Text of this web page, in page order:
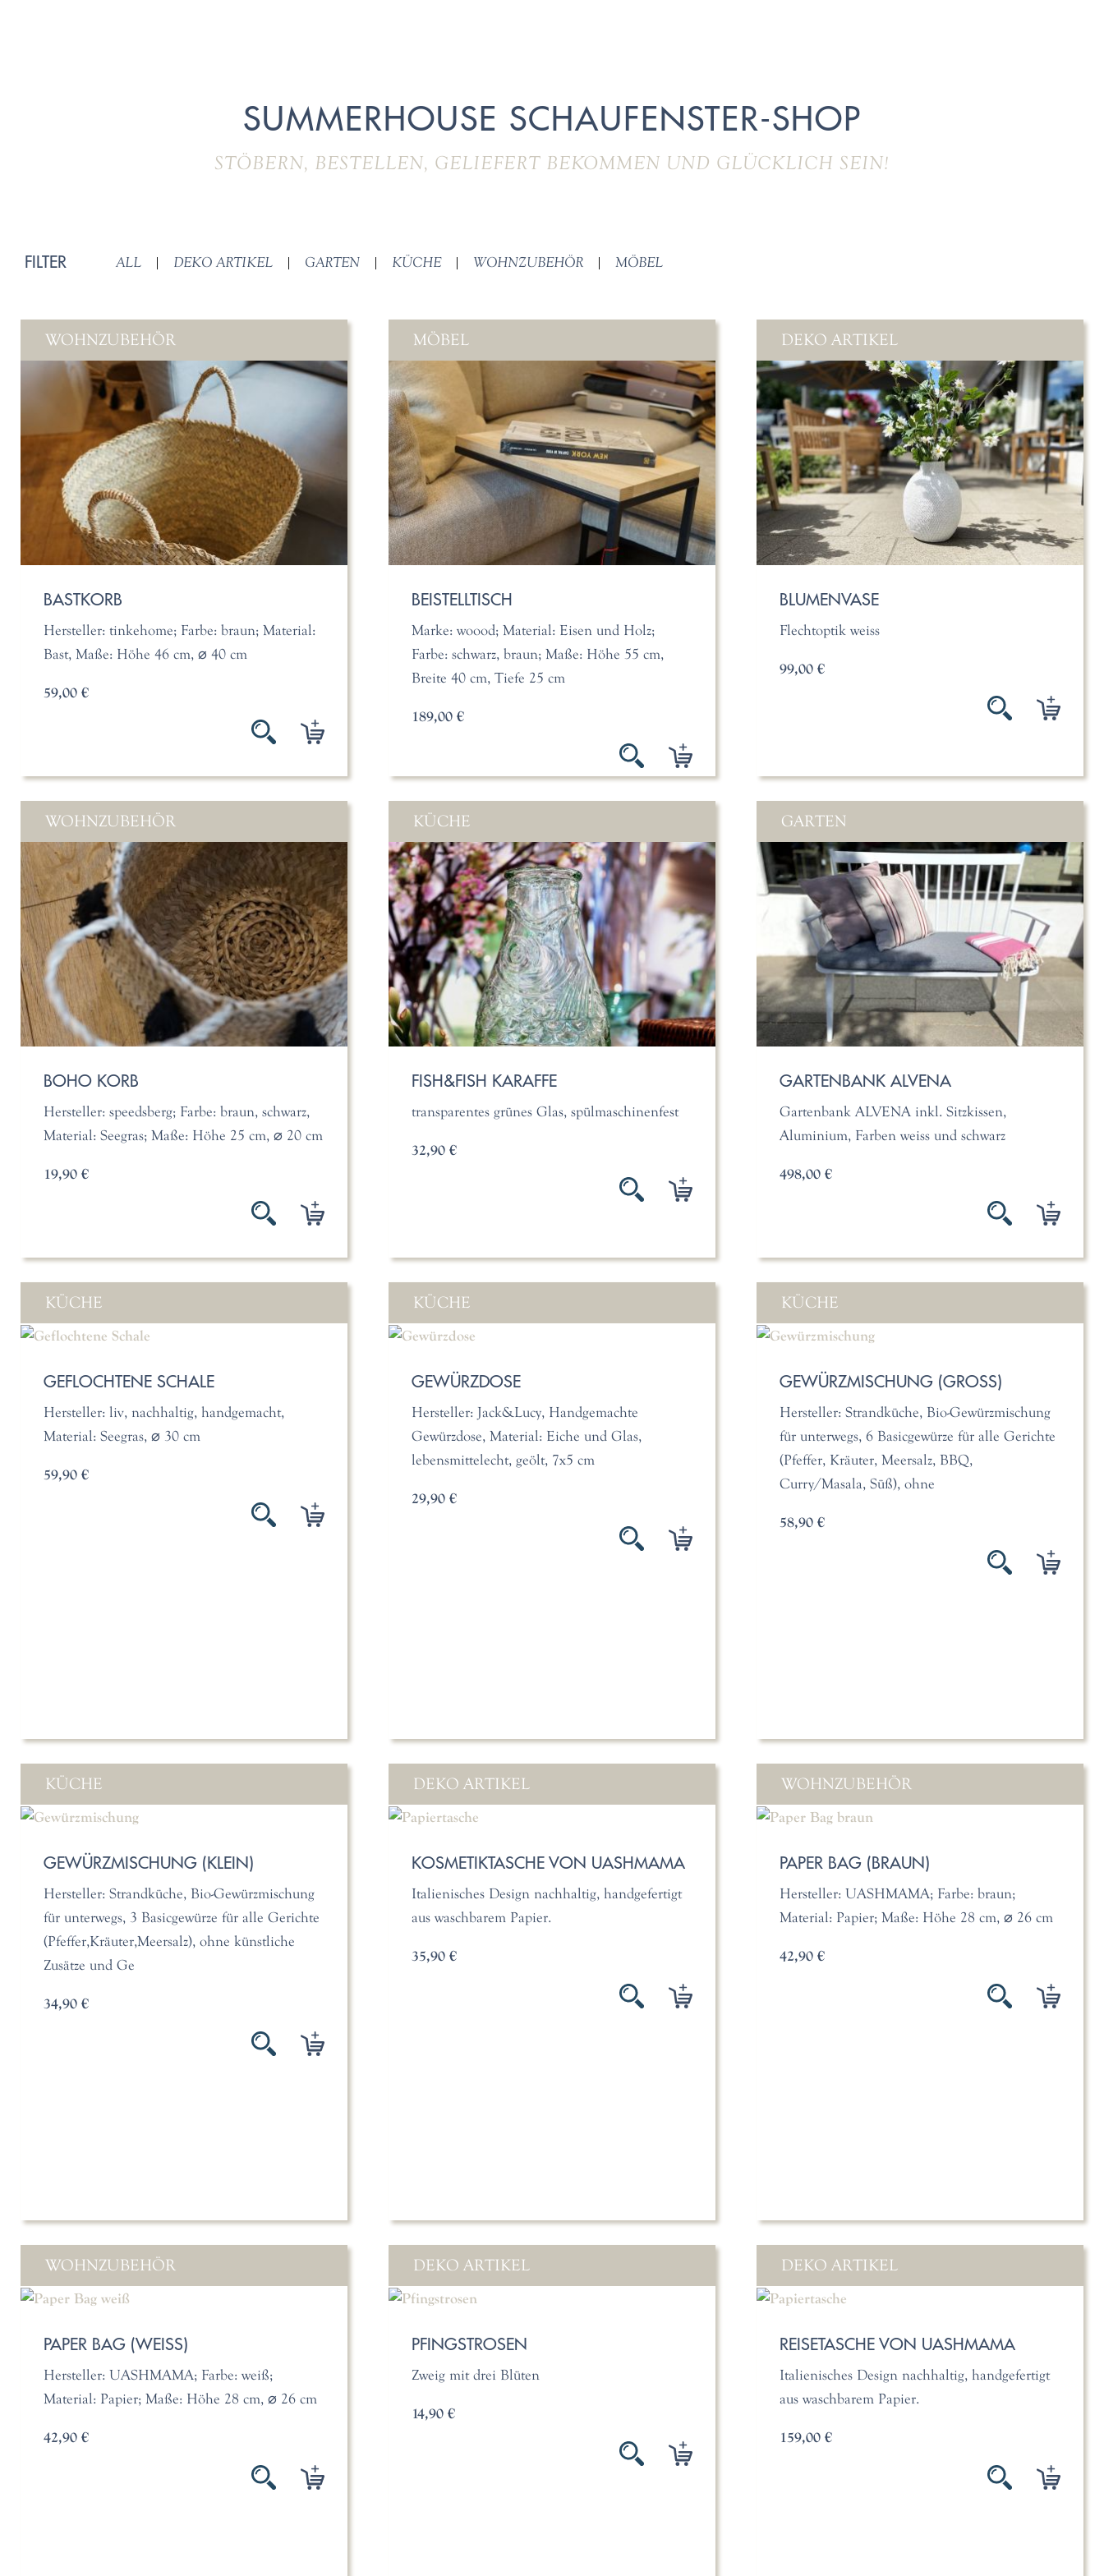
SUMMERHOUSE SCHAUFENSTER-SHOP
STÖBERN, BESTELLEN, GELIEFERT BEKOMMEN UND GLÜCKLICH SEIN!
FILTER ALL | DEKO ARTIKEL | GARTEN | KÜCHE | WOHNZUBEHÖR | MÖBEL
WOHNZUBEHÖR
BASTKORB
Hersteller: tinkehome; Farbe: braun; Material:
Bast, Maße: Höhe 46 cm, ⌀ 40 cm
59,00 €
MÖBEL
BEISTELLTISCH
Marke: woood; Material: Eisen und Holz;
Farbe: schwarz, braun; Maße: Höhe 55 cm,
Breite 40 cm, Tiefe 25 cm
189,00 €
DEKO ARTIKEL
BLUMENVASE
Flechtoptik weiss
99,00 €
WOHNZUBEHÖR
BOHO KORB
Hersteller: speedsberg; Farbe: braun, schwarz,
Material: Seegras; Maße: Höhe 25 cm, ⌀ 20 cm
19,90 €
KÜCHE
FISH&FISH KARAFFE
transparentes grünes Glas, spülmaschinenfest
32,90 €
GARTEN
GARTENBANK ALVENA
Gartenbank ALVENA inkl. Sitzkissen,
Aluminium, Farben weiss und schwarz
498,00 €
KÜCHE
GEFLOCHTENE SCHALE
Hersteller: liv, nachhaltig, handgemacht,
Material: Seegras, ⌀ 30 cm
59,90 €
KÜCHE
GEWÜRZDOSE
Hersteller: Jack&Lucy, Handgemachte
Gewürzdose, Material: Eiche und Glas,
lebensmittelecht, geölt, 7x5 cm
29,90 €
KÜCHE
GEWÜRZMISCHUNG (GROSS)
Hersteller: Strandküche, Bio-Gewürzmischung
für unterwegs, 6 Basicgewürze für alle Gerichte
(Pfeffer, Kräuter, Meersalz, BBQ,
Curry/Masala, Süß), ohne
58,90 €
KÜCHE
GEWÜRZMISCHUNG (KLEIN)
Hersteller: Strandküche, Bio-Gewürzmischung
für unterwegs, 3 Basicgewürze für alle Gerichte
(Pfeffer,Kräuter,Meersalz), ohne künstliche
Zusätze und Ge
34,90 €
DEKO ARTIKEL
KOSMETIKTASCHE VON UASHMAMA
Italienisches Design nachhaltig, handgefertigt
aus waschbarem Papier.
35,90 €
WOHNZUBEHÖR
PAPER BAG (BRAUN)
Hersteller: UASHMAMA; Farbe: braun;
Material: Papier; Maße: Höhe 28 cm, ⌀ 26 cm
42,90 €
WOHNZUBEHÖR
PAPER BAG (WEISS)
Hersteller: UASHMAMA; Farbe: weiß;
Material: Papier; Maße: Höhe 28 cm, ⌀ 26 cm
42,90 €
DEKO ARTIKEL
PFINGSTROSEN
Zweig mit drei Blüten
14,90 €
DEKO ARTIKEL
REISETASCHE VON UASHMAMA
Italienisches Design nachhaltig, handgefertigt
aus waschbarem Papier.
159,00 €